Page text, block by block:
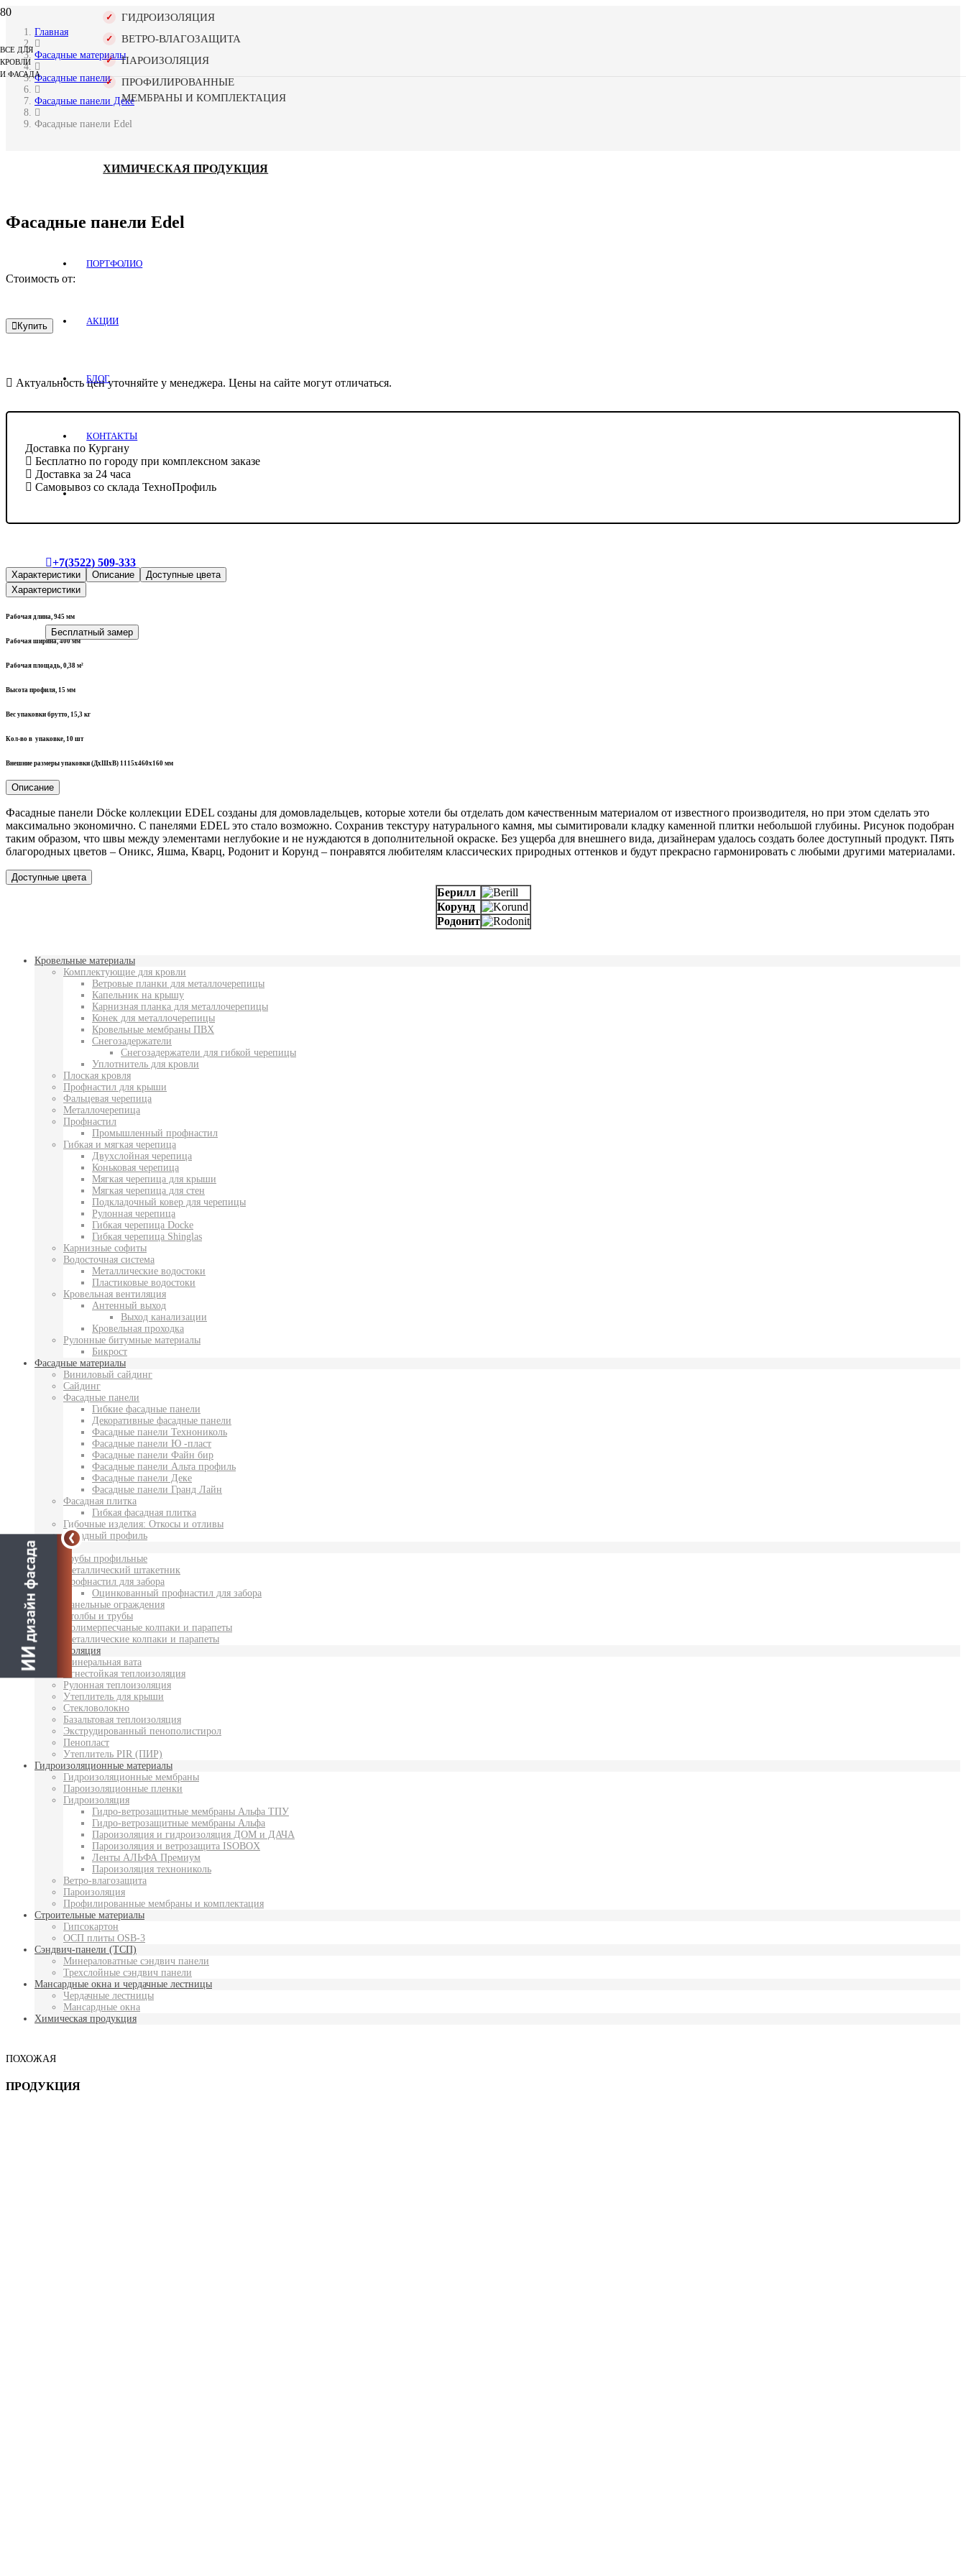
ВСЕ ДЛЯ
КРОВЛИ
И ФАСАДА
ГИДРОИЗОЛЯЦИЯ
ВЕТРО-ВЛАГОЗАЩИТА
ПАРОИЗОЛЯЦИЯ
ПРОФИЛИРОВАННЫЕ
МЕМБРАНЫ И КОМПЛЕКТАЦИЯ
ХИМИЧЕСКАЯ ПРОДУКЦИЯ
ПОРТФОЛИО
АКЦИИ
БЛОГ
КОНТАКТЫ
+7(3522) 509-333
Бесплатный замер
Главная
Фасадные материалы
Фасадные панели
Фасадные панели Деке
Фасадные панели Edel
Фасадные панели Edel
Стоимость от:
Купить
Актуальность цен уточняйте у менеджера. Цены на сайте могут отличаться.
Доставка по Кургану
Бесплатно по городу при комплексном заказе
Доставка за 24 часа
Самовывоз со склада ТехноПрофиль
Характеристики Описание
Доступные цвета
Характеристики
Рабочая длина, 945 мм
Рабочая ширина,400 мм
Рабочая площадь, 0,38 м²
Высота профиля, 15 мм
Вес упаковки брутто, 15,3 кг
Кол-во в упаковке, 10 шт
Внешние размеры упаковки (ДхШхВ) 1115х460х160 мм
Описание
Фасадные панели Döcke коллекции EDEL созданы для домовладельцев, которые хотели бы отделать дом качественным материалом от известного производителя, но при этом сделать это
максимально экономично. С панелями EDEL это стало возможно. Сохранив текстуру натурального камня, мы сымитировали кладку каменной плитки небольшой глубины. Рисунок подобран
таким образом, что швы между элементами неглубокие и не нуждаются в дополнительной окраске. Без ущерба для внешнего вида, дизайнерам удалось создать более доступный продукт. Пять
благородных цветов – Оникс, Яшма, Кварц, Родонит и Корунд – понравятся любителям классических природных оттенков и будут прекрасно гармонировать с любыми другими материалами.
Доступные цвета
Берилл
Корунд
Родонит
Кровельные материалы
Комплектующие для кровли
Ветровые планки для металлочерепицы
Капельник на крышу
Карнизная планка для металлочерепицы
Конек для металлочерепицы
Кровельные мембраны ПВХ
Снегозадержатели
Снегозадержатели для гибкой черепицы
Уплотнитель для кровли
Плоская кровля
Профнастил для крыши
Фальцевая черепица
Металлочерепица
Профнастил
Промышленный профнастил
Гибкая и мягкая черепица
Двухслойная черепица
Коньковая черепица
Мягкая черепица для крыши
Мягкая черепица для стен
Подкладочный ковер для черепицы
Рулонная черепица
Гибкая черепица Docke
Гибкая черепица Shinglas
Карнизные софиты
Водосточная система
Металлические водостоки
Пластиковые водостоки
Кровельная вентиляция
Антенный выход
Выход канализации
Кровельная проходка
Рулонные битумные материалы
Бикрост
Фасадные материалы
Виниловый сайдинг
Сайдинг
Фасадные панели
Гибкие фасадные панели
Декоративные фасадные панели
Фасадные панели Технониколь
Фасадные панели Ю -пласт
Фасадные панели Файн бир
Фасадные панели Альта профиль
Фасадные панели Деке
Фасадные панели Гранд Лайн
Фасадная плитка
Гибкая фасадная плитка
Гибочные изделия: Откосы и отливы
Фасадный профиль
Забор
Трубы профильные
Металлический штакетник
Профнастил для забора
Оцинкованный профнастил для забора
Панельные ограждения
Столбы и трубы
Полимерпесчаные колпаки и парапеты
Металлические колпаки и парапеты
Теплоизоляция
Минеральная вата
Огнестойкая теплоизоляция
Рулонная теплоизоляция
Утеплитель для крыши
Стекловолокно
Базальтовая теплоизоляция
Экструдированный пенополистирол
Пенопласт
Утеплитель PIR (ПИР)
Гидроизоляционные материалы
Гидроизоляционные мембраны
Пароизоляционные пленки
Гидроизоляция
Гидро-ветрозащитные мембраны Альфа ТПУ
Гидро-ветрозащитные мембраны Альфа
Пароизоляция и гидроизоляция ДОМ и ДАЧА
Пароизоляция и ветрозащита ISOBOX
Ленты АЛЬФА Премиум
Пароизоляция технониколь
Ветро-влагозащита
Пароизоляция
Профилированные мембраны и комплектация
Строительные материалы
Гипсокартон
ОСП плиты OSB-3
Сэндвич-панели (ТСП)
Минераловатные сэндвич панели
Трехслойные сэндвич панели
Мансардные окна и чердачные лестницы
Чердачные лестницы
Мансардные окна
Химическая продукция
ПОХОЖАЯ
ПРОДУКЦИЯ